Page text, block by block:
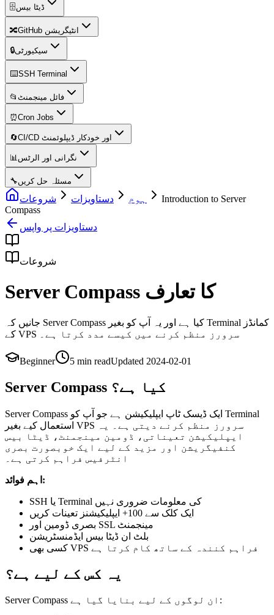
🗄️ ڈیٹا بیس
🔀 GitHub انٹیگریشن
🔒سیکیورٹی
⌨️SSH Terminal
📂 فائل مینجمنٹ
⏰Cron Jobs
🔄 CI/CD اور خودکار ڈیپلوئمنٹ
📊نگرانی اور الرٹس
🔧مسئلہ حل کریں
ہوم دستاویزات شروعات
Introduction to Server
Compass
دستاویزات پر واپس
شروعات
Server Compass کا تعارف
جانیں کہ Server Compass کیا ہے اور یہ آپ کو بغیر Terminal کمانڈز
کے VPS سرورز منظم کرنے میں کیسے مدد کرتا ہے۔
Beginner 5 min readUpdated 2024-02-01
Server Compass کیا ہے؟
Server Compass ایک ڈیسک ٹاپ ایپلیکیشن ہے جو آپ کو Terminal
استعمال کیے بغیر VPS سرورز منظم کرنے دیتی ہے۔ یہ
ایپلیکیشن تعیناتی، ڈومین مینجمنٹ، ڈیٹا بیس
کنفیگریشن اور مزید کے لیے ایک خوبصورت بصری
انٹرفیس فراہم کرتی ہے۔
اہم فوائد:
SSH یا Terminal کی معلومات ضروری نہیں
ایک کلک سے 100+ ایپلیکیشنز تعینات کریں
بصری ڈومین اور SSL مینجمنٹ
بلٹ ان ڈیٹا بیس ایڈمنسٹریشن
کسی بھی VPS فراہم کنندہ کے ساتھ کام کرتا ہے
یہ کس کے لیے ہے؟
Server Compass ان لوگوں کے لیے بنایا گیا ہے: